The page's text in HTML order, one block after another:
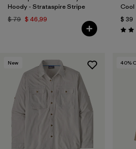
Hoody - Strataspire Stripe
$ 79 $ 46,99
Cool
$ 39
New 40%